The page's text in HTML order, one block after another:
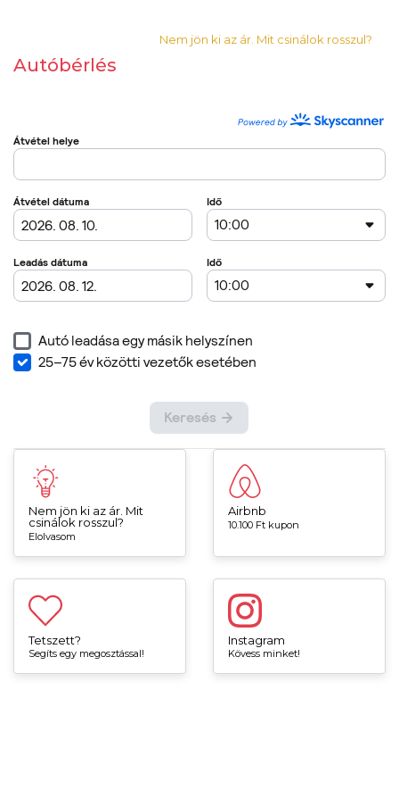
Nem jön ki az ár. Mit csinálok rosszul?
Autóbérlés
Nem jön ki az ár. Mit
csinálok rosszul?
Elolvasom
Airbnb
10.100 Ft kupon
Tetszett?
Segíts egy megosztással!
Instagram
Kövess minket!